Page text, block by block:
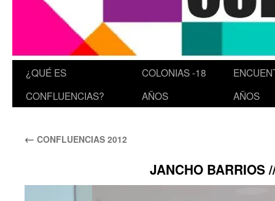
¿QUÉ ES
CONFLUENCIAS?
COLONIAS -18
AÑOS
AÑOS
← CONFLUENCIAS 2012
JANCHO BARRIOS